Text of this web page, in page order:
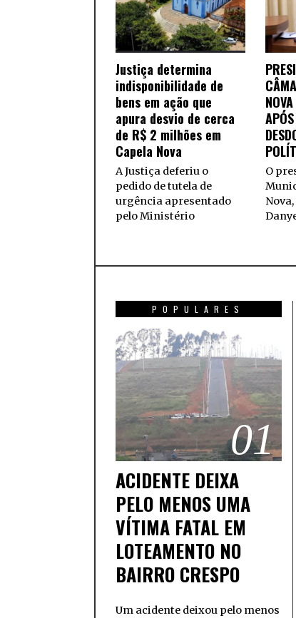
Justiça determina
indisponibilidade de
bens em ação que
apura desvio de cerca
de R$ 2 milhões em
Capela Nova
A Justiça deferiu o
pedido de tutela de
urgência apresentado
pelo Ministério
APÓS
O
POPULARES
01
ACIDENTE DEIXA
PELO MENOS UMA
VÍTIMA FATAL EM
LOTEAMENTO NO
BAIRRO CRESPO
Um acidente deixou pelo menos